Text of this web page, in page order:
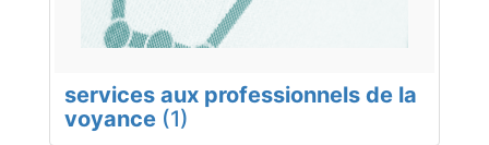
services aux professionnels de la
voyance (1)